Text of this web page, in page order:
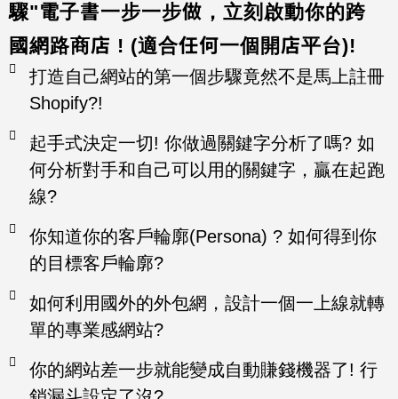
驟"電子書一步一步做，立刻啟動你的跨
國網路商店 ! (適合任何一個開店平台)!
打造自己網站的第一個步驟竟然不是馬上註冊
Shopify?!
起手式決定一切! 你做過關鍵字分析了嗎? 如
何分析對手和自己可以用的關鍵字，贏在起跑
線?
你知道你的客戶輪廓(Persona) ? 如何得到你
的目標客戶輪廓?
如何利用國外的外包網，設計一個一上線就轉
單的專業感網站?
你的網站差一步就能變成自動賺錢機器了! 行